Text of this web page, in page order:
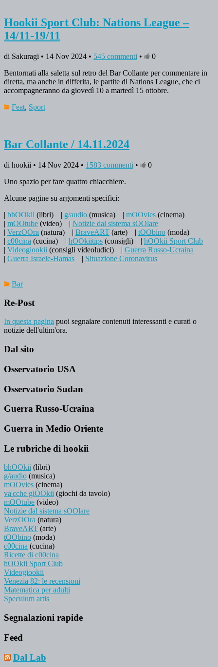
Hookii Sport Club: Nations League –
14/11-19/11
di Sakuragi • 14 Nov 2024 • 545 commenti •
0
Bentornati alla saletta sul retro del Bar Collante per commentare in
diretta, ma anche in differita, le partite di Nations League, che ci
accompagneranno da giovedì 10 a martedì 15 ottobre.
Feat, Sport
Bar Collante / 14.11.2024
di hookii • 14 Nov 2024 • 1583 commenti •
0
Uno spazio per fare quattro chiacchiere.
Alcune pagine su argomenti specifici:
| bhOOkii (libri) | g/audio (musica) | mOOvies (cinema)
| mOOtube (video) | Notizie dal sistema sOOlare
| VerzOOra (natura) | BraveART (arte) | tOObino (moda)
| c00cina (cucina) | hOOkiitips (consigli) | hOOkii Sport Club
| Videogiookii (consigli videoludici) | Guerra Russo-Ucraina
| Guerra Israele-Hamas | Situazione Coronavirus
Bar
Re-Post
In questa pagina puoi segnalare contenuti interessanti e curati o
notizie dell'ultim'ora.
Dal sito
Osservatorio USA
Osservatorio Sudan
Guerra Russo-Ucraina
Guerra in Medio Oriente
Le rubriche di hookii
bhOOkii (libri)
g/audio (musica)
mOOvies (cinema)
va'cche giOOkii (giochi da tavolo)
mOOtube (video)
Notizie dal sistema sOOlare
VerzOOra (natura)
BraveART (arte)
tOObino (moda)
c00cina (cucina)
Ricette di c00cina
hOOkii Sport Club
Videogiookii
Venezia 82: le recensioni
Matematica per adulti
Speculum artis
Segnalazioni rapide
Feed
Dal Lab